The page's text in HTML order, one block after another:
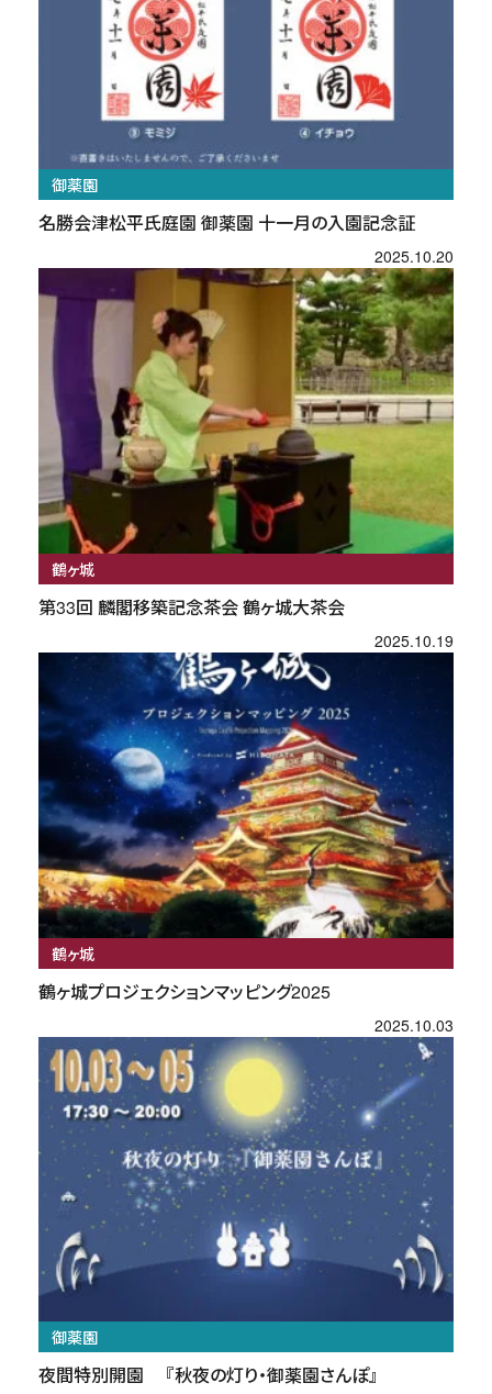
御薬園
名勝会津松平氏庭園 御薬園 十一月の入園記念証
2025.10.20
鶴ヶ城
第33回 麟閣移築記念茶会 鶴ヶ城大茶会
2025.10.19
鶴ヶ城
鶴ヶ城プロジェクションマッピング2025
2025.10.03
御薬園
夜間特別開園 『秋夜の灯り・御薬園さんぽ』